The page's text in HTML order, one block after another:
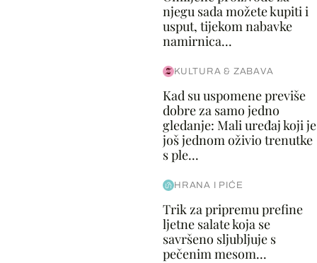
njegu sada možete kupiti i
usput, tijekom nabavke
namirnica...
KULTURA & ZABAVA
Kad su uspomene previše
dobre za samo jedno
gledanje: Mali uređaj koji je
još jednom oživio trenutke
s ple...
HRANA I PIĆE
Trik za pripremu prefine
ljetne salate koja se
savršeno sljubljuje s
pečenim mesom...